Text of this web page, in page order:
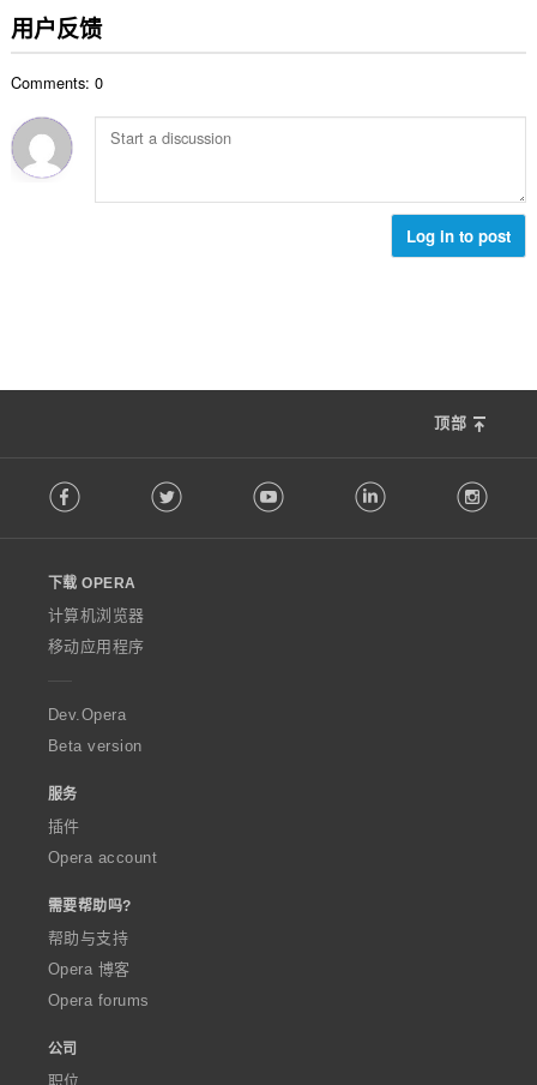
用户反馈
Comments: 0
Log in to post
顶部
o
w
O
p
e
a
Facebook Twitter Youtube LinkedIn
下载 OPERA
计算机浏览器
移动应用程序
Dev.Opera
Beta version
服务
插件
Opera account
需要帮助吗?
帮助与支持
Opera 博客
Opera forums
公司
职位